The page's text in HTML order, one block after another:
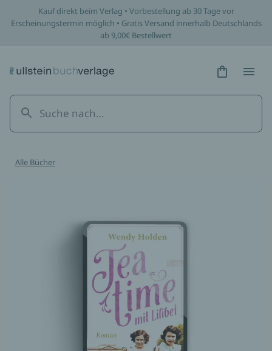
Kauf direkt beim Verlag • Vorbestellung ab 30 Tage vor
Erscheinungstermin möglich • Gratis Versand innerhalb Deutschlands
ab 9,00€ Bestellwert
Hidden
Alle Bücher